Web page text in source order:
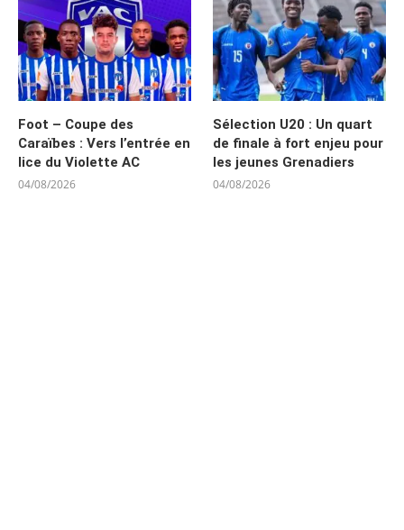
Foot – Coupe des
Caraïbes : Vers l’entrée en
lice du Violette AC
04/08/2026
Sélection U20 : Un quart
de finale à fort enjeu pour
les jeunes Grenadiers
04/08/2026